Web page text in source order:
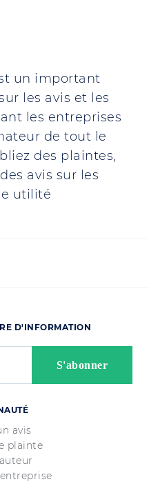
un important
les avis et les
les entreprises
de tout le
des plaintes,
avis sur les
utilité
avis
plainte
D'INFORMATION